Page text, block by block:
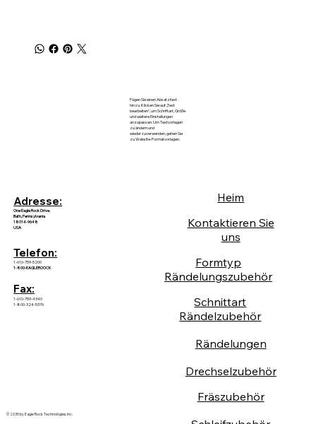
Fügen Sie einen Absatztext
hinzu. Klicken Sie auf „Text
bearbeiten“, um Schriftart, Größe
und weitere Einstellungen
anzupassen. Um Textvorlagen
zu ändern und
wiederzuverwenden, gehen Sie
zu Website-Formatvorlagen.
Adresse:
One Eagle Rock Drive.
Bath, Pennsylvania
18014-9648
USA
Telefon:
1-610-759-5200
1-800-EAGLEROOCK
Fax:
1-610-759-4340
1-800-324-5376
© 2035 by Eagle Rock Technologies, Inc.
Heim
Kontaktieren Sie
uns
Formtyp
Rändelungszubehör
Schnittart
Rändelzubehör
Rändelungen
Drechselzubehör
Fräszubehör